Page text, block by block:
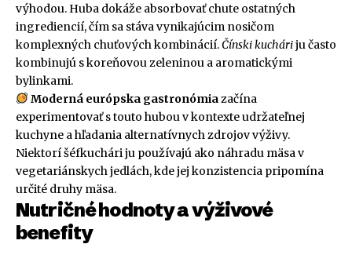
výhodou. Huba dokáže absorbovať chute ostatných
ingrediencií, čím sa stáva vynikajúcim nosičom
komplexných chuťových kombinácií.Čínski kucháriju často
kombinujú s koreňovou zeleninou a aromatickými
bylinkami.
Moderná európska gastronómiazačína
experimentovať s touto hubou v kontexte udržateľnej
kuchyne a hľadania alternatívnych zdrojov výživy.
Niektorí šéfkuchári ju používajú ako náhradu mäsa v
vegetariánskych jedlách, kde jej konzistencia pripomína
určité druhy mäsa.
Nutričné hodnoty a výživové
benefity